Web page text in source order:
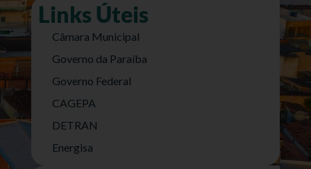
Links Úteis
Câmara Municipal
Governo da Paraíba
Governo Federal
CAGEPA
DETRAN
Energisa